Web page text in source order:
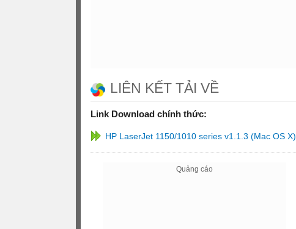
LIÊN KẾT TẢI VỀ
Link Download chính thức:
HP LaserJet 1150/1010 series v1.1.3 (Mac OS X)